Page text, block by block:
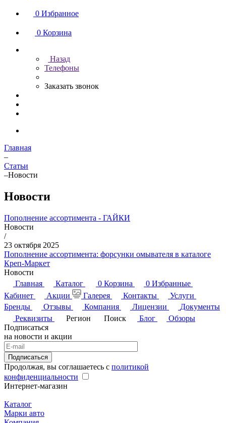
0 Избранное
0 Корзина
Назад
Телефоны
Заказать звонок
Главная
–
Статьи
–Новости
Новости
Пополнение ассортимента - ГАЙКИ
Новости
/
23 октября 2025
Пополнение ассортимента: форсунки омывателя в каталоге
Креп-Маркет
Новости
Главная
Каталог 0 Корзина 0 Избранные
Кабинет
Акции Галерея Контакты
Услуги
Бренды
Отзывы Компания Лицензии
Документы
Реквизиты
Регион Поиск Блог
Обзоры
Подписаться
на новости и акции
Подписаться
Продолжая, вы соглашаетесь с политикой
конфиденциальности
Интернет-магазин
Каталог
Марки авто